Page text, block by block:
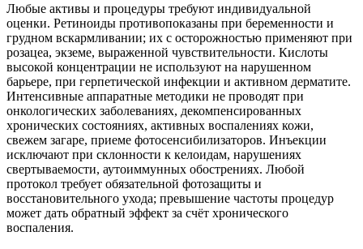
Любые активы и процедуры требуют индивидуальной
оценки. Ретиноиды противопоказаны при беременности и
грудном вскармливании; их с осторожностью применяют при
розацеа, экземе, выраженной чувствительности. Кислоты
высокой концентрации не используют на нарушенном
барьере, при герпетической инфекции и активном дерматите.
Интенсивные аппаратные методики не проводят при
онкологических заболеваниях, декомпенсированных
хронических состояниях, активных воспалениях кожи,
свежем загаре, приеме фотосенсибилизаторов. Инъекции
исключают при склонности к келоидам, нарушениях
свертываемости, аутоиммунных обострениях. Любой
протокол требует обязательной фотозащиты и
восстановительного ухода; превышение частоты процедур
может дать обратный эффект за счёт хронического
воспаления.